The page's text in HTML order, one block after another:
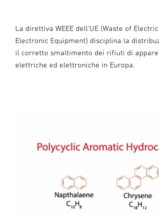
La direttiva WEEE dell'UE (Waste of
Electronic Equipment) disciplina la
il corretto smaltimento dei rifiuti di
elettriche ed elettroniche in Europa.